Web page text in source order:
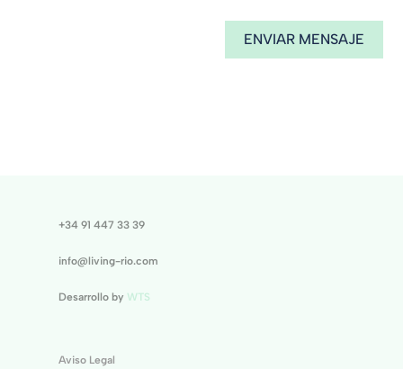
ENVIAR MENSAJE
+34 91 447 33 39
info@living-rio.com
Desarrollo by WTS
Aviso Legal